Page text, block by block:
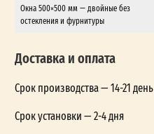
Окна 500×500 мм — двойные без
остекления и фурнитуры
Доставка и оплата
Срок производства — 14-21 день
Срок установки — 2-4 дня